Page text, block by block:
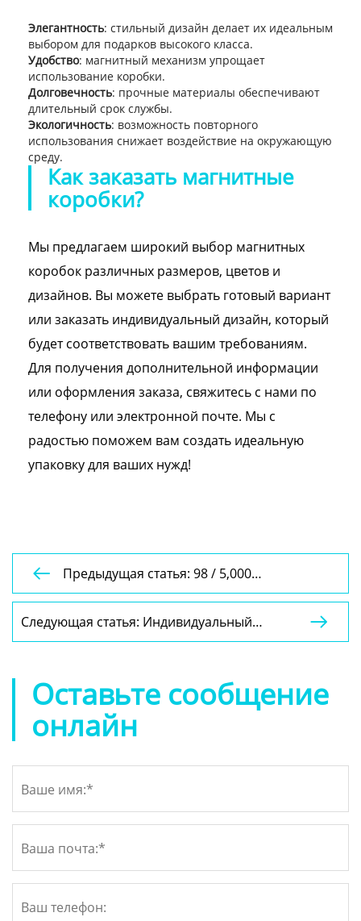
Элегантность: стильный дизайн делает их идеальным
выбором для подарков высокого класса.
Удобство: магнитный механизм упрощает
использование коробки.
Долговечность: прочные материалы обеспечивают
длительный срок службы.
Экологичность: возможность повторного
использования снижает воздействие на окружающую
среду.
Как заказать магнитные
коробки?
Мы предлагаем широкий выбор магнитных
коробок различных размеров, цветов и
дизайнов. Вы можете выбрать готовый вариант
или заказать индивидуальный дизайн, который
будет соответствовать вашим требованиям.
Для получения дополнительной информации
или оформления заказа, свяжитесь с нами по
телефону или электронной почте. Мы с
радостью поможем вам создать идеальную
упаковку для ваших нужд!

Предыдущая статья: 98 / 5,000
Индивидуальный индивидуальный логотип
роскошный ремешок для часов
упаковочная коробка со вставкой
Следующая статья: Индивидуальный
логотип из жесткого картона, стеклянные
коробка для очков

Оставьте сообщение
онлайн